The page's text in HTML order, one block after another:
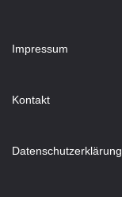
Impressum
Kontakt
Datenschutzerklärung